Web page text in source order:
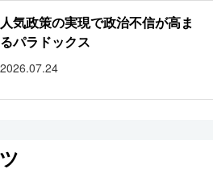
人気政策の実現で政治不信が高ま
るパラドックス
2026.07.24